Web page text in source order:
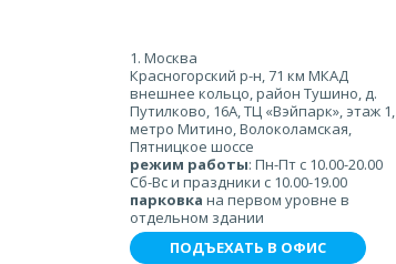
1. Москва
Красногорский р-н, 71 км МКАД
внешнее кольцо, район Тушино, д.
Путилково, 16А, ТЦ «Вэйпарк», этаж 1,
метро Митино, Волоколамская,
Пятницкое шоссе
режим работы: Пн-Пт с 10.00-20.00
Сб-Вс и праздники с 10.00-19.00
парковка на первом уровне в
отдельном здании
ПОДЪЕХАТЬ В ОФИС